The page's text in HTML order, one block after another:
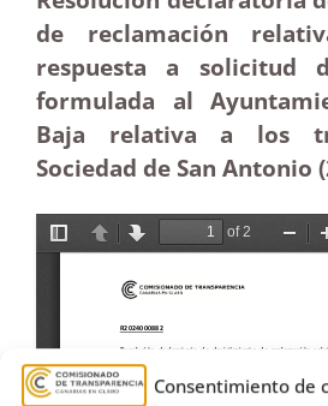
Consentimiento de
de reclamación
respuesta a solicitud
formulada al
Baja relativa a los
Sociedad de San Antonio